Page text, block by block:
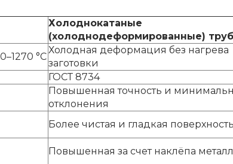
Холоднокатаные
(холоднодеформированные)
°С
Холодная деформация без нагрева
заготовки
ГОСТ 8734
Повышенная точность и
отклонения
Более чистая и гладкая
Повышенная за счет наклёпа